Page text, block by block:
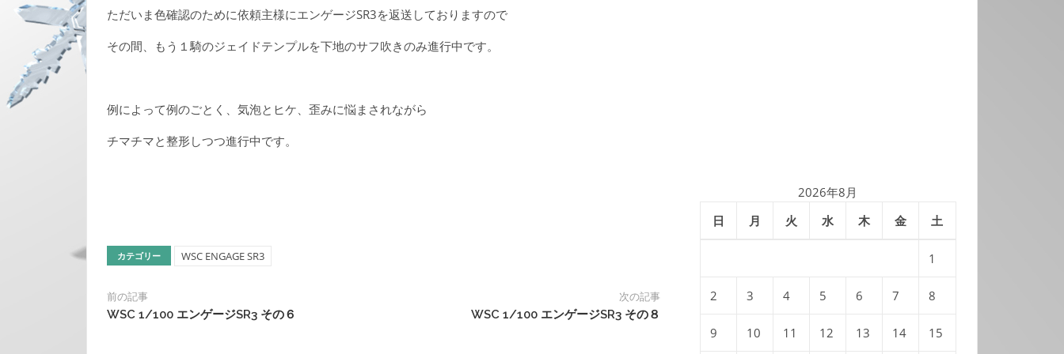
ただいま色確認のために依頼主様にエンゲージSR3を返送しておりますので
その間、もう１騎のジェイドテンプルを下地のサフ吹きのみ進行中です。
例によって例のごとく、気泡とヒケ、歪みに悩まされながら
チマチマと整形しつつ進行中です。
カテゴリー WSC ENGAGE SR3
前の記事
WSC 1/100 エンゲージSR3 その６
次の記事
WSC 1/100 エンゲージSR3 その８
2026年8月
日
月 火 水 木 金 土
1
2 3 4 5 6 7 8
9 10 11 12 13 14 15